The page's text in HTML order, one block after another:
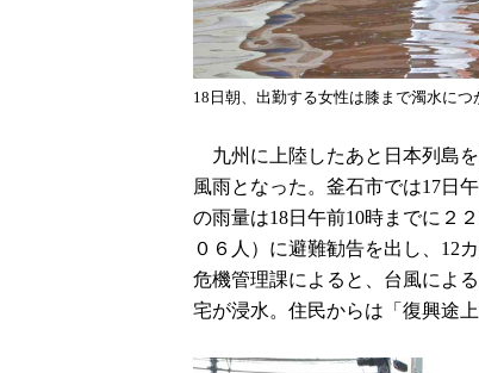
18日朝、出勤する女性は膝まで濁水に
九州に上陸したあと日本列島
風雨となった。釜石市では17日
の雨量は18日午前10時までに２
０６人）に避難勧告を出し、12
危機管理課によると、台風によ
宅が浸水。住民からは「復興途